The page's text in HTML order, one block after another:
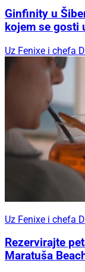
Ginfinity u
kojem se gosti
Uz Fenixe i chefa
Uz Fenixe i chefa
Rezervirajte
Maratuša